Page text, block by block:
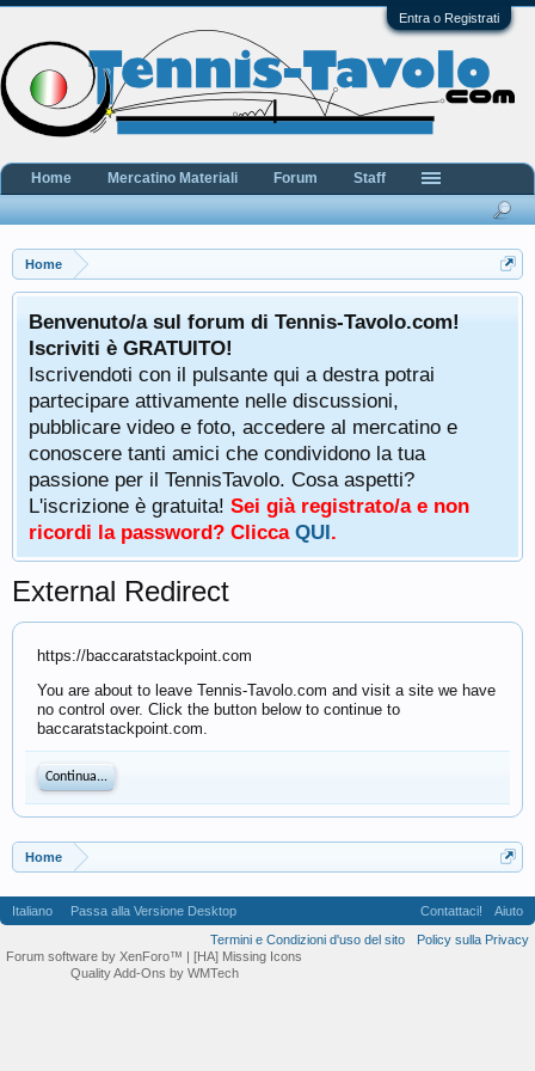
Entra o Registrati
Home
Benvenuto/a sul forum di Tennis-Tavolo.com!
Iscriviti è GRATUITO!
Iscrivendoti con il pulsante qui a destra potrai
partecipare attivamente nelle discussioni,
pubblicare video e foto, accedere al mercatino e
conoscere tanti amici che condividono la tua
passione per il TennisTavolo. Cosa aspetti?
L'iscrizione è gratuita! Sei già registrato/a e non
ricordi la password? Clicca QUI.
External Redirect
https://baccaratstackpoint.com
You are about to leave Tennis-Tavolo.com and visit a site we have
no control over. Click the button below to continue to
baccaratstackpoint.com.
Continua...
Home
Home Mercatino Materiali Forum Staff
Italiano Passa alla Versione Desktop Contattaci!
Aiuto
Termini e Condizioni d'uso del sito
Policy sulla Privacy
Forum software by XenForo™ | [HA] Missing Icons
Quality Add-Ons by WMTech